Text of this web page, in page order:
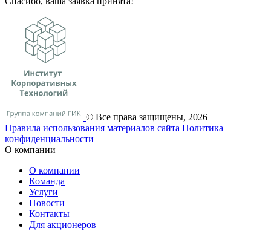
© Все права защищены, 2026
Правила использования материалов сайта Политика
конфиденциальности
О компании
О компании
Команда
Услуги
Новости
Контакты
Для акционеров